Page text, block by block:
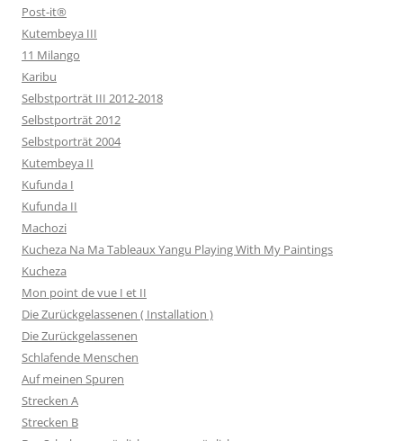
Post-it®
Kutembeya III
11 Milango
Karibu
Selbstporträt III 2012-2018
Selbstporträt 2012
Selbstporträt 2004
Kutembeya II
Kufunda I
Kufunda II
Machozi
Kucheza Na Ma Tableaux Yangu Playing With My Paintings
Kucheza
Mon point de vue I et II
Die Zurückgelassenen ( Installation )
Die Zurückgelassenen
Schlafende Menschen
Auf meinen Spuren
Strecken A
Strecken B